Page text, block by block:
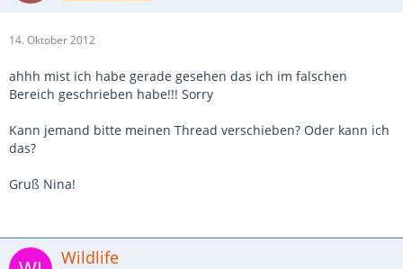
14. Oktober 2012
ahhh mist ich habe gerade gesehen das ich im falschen
Bereich geschrieben habe!!! Sorry
Kann jemand bitte meinen Thread verschieben? Oder kann ich
das?
Gruß Nina!
Wildlife